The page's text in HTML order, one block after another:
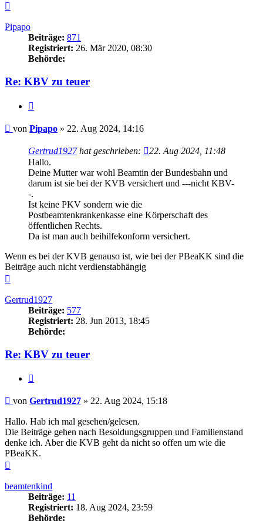
Pipapo
Beiträge: 871
Registriert: 26. Mär 2020, 08:30
Behörde:
Re: KBV zu teuer
Beitrag
von Pipapo » 22. Aug 2024, 14:16
Gertrud1927hat geschrieben:
22. Aug 2024, 11:48
Hallo.
Deine Mutter war wohl Beamtin der Bundesbahn und
darum ist sie bei der KVB versichert und ---nicht KBV-
-.
Ist keine PKV sondern wie die
Postbeamtenkrankenkasse eine Körperschaft des
öffentlichen Rechts.
Da ist man auch beihilfekonform versichert.
Wenn es bei der KVB genauso ist, wie bei der PBeaKK sind die
Beiträge auch nicht verdienstabhängig
Gertrud1927
Beiträge: 577
Registriert: 28. Jun 2013, 18:45
Behörde:
Re: KBV zu teuer
Beitrag
von Gertrud1927 » 22. Aug 2024, 15:18
Hallo. Hab ich mal gesehen/gelesen.
Die Beiträge gehen nach Besoldungsgruppen und Familienstand
denke ich. Aber die KVB geht da nicht so offen um wie die
PBeaKK.
beamtenkind
Beiträge: 11
Registriert: 18. Aug 2024, 23:59
Behörde: